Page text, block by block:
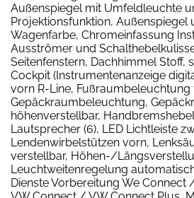
Außenspiegel mit Umfeldleuchte
Projektionsfunktion, Außenspiegel
Wagenfarbe, Chromeinfassung
Ausströmer und
Seitenfenstern, Dachhimmel Stoff,
Cockpit (Instrumentenanzeige
vorn R-Line, Fußraumbeleuchtung
Gepäckraumbeleuchtung,
höhenverstellbar,
Lautsprecher (6), LED Lichtleiste
Lendenwirbelstützen vorn,
verstellbar, Höhen-/
Leuchtweitenregelung
Dienste Vorbereitung We